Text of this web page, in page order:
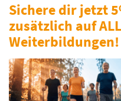
Sichere dir jetzt
zusätzlich auf
Weiterbildungen!